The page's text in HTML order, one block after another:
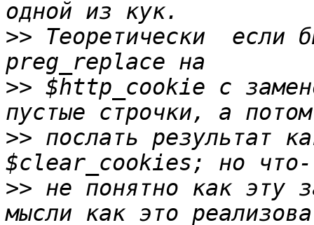
>> Теоретически  если
>> $http_cookie с
>> послать результат
>> не понятно как эту